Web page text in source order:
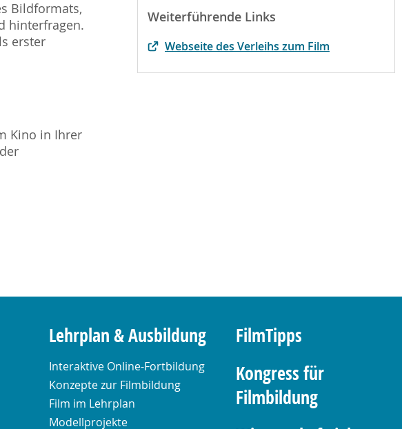
Bildformats,
hinterfragen.
erster
Kino in Ihrer
Weiterführende Links
Webseite des Verleihs zum Film
Lehrplan & Ausbildung
Interaktive Online-Fortbildung
Konzepte zur Filmbildung
Film im Lehrplan
Modellprojekte
FilmTipps
Kongress für
Filmbildung